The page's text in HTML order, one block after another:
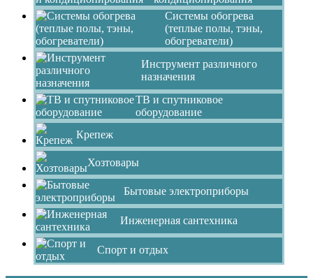
Системы обогрева
(теплые полы, тэны,
обогреватели)
Инструмент различного
назначения
ТВ и спутниковое
оборудование
Крепеж
Хозтовары
Бытовые электроприборы
Инженерная сантехника
Спорт и отдых